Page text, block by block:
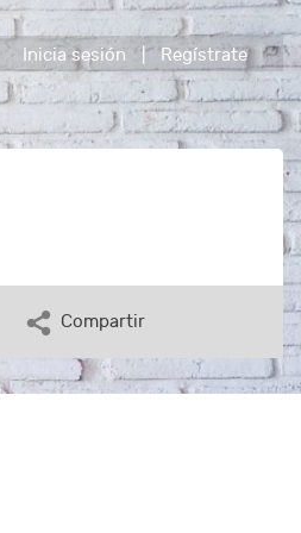
Inicia sesión | Regístrate
Compartir